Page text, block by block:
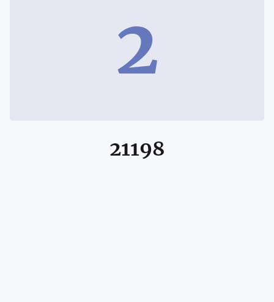
2
21198